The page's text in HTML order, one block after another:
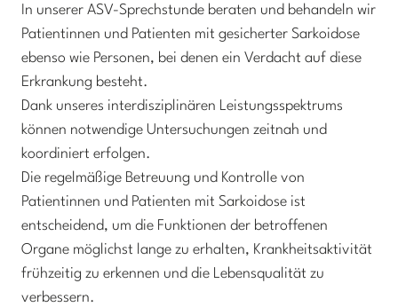
In unserer ASV-Sprechstunde beraten und behandeln wir
Patientinnen und Patienten mit gesicherter Sarkoidose
ebenso wie Personen, bei denen ein Verdacht auf diese
Erkrankung besteht.
Dank unseres interdisziplinären Leistungsspektrums
können notwendige Untersuchungen zeitnah und
koordiniert erfolgen.
Die regelmäßige Betreuung und Kontrolle von
Patientinnen und Patienten mit Sarkoidose ist
entscheidend, um die Funktionen der betroffenen
Organe möglichst lange zu erhalten, Krankheitsaktivität
frühzeitig zu erkennen und die Lebensqualität zu
verbessern.